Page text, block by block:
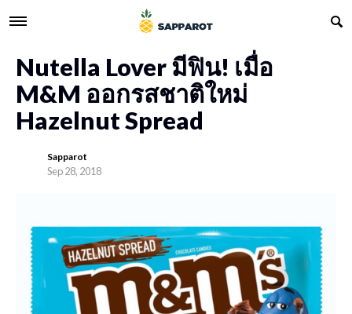
Nutella Lover มีฟิน! เมื่อ
M&M ออกรสชาติใหม่
Hazelnut Spread
Sapparot
Sep 28, 2018